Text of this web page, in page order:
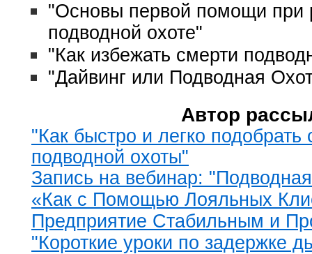
"Основы первой помощи при
подводной охоте"
"Как избежать смерти
"Дайвинг или Подводная
Автор
"Как быстро и легко
подводной охоты"
Запись на вебинар:
«Как с Помощью Лояльных
Предприятие Стабильным и
"Короткие уроки по задержке